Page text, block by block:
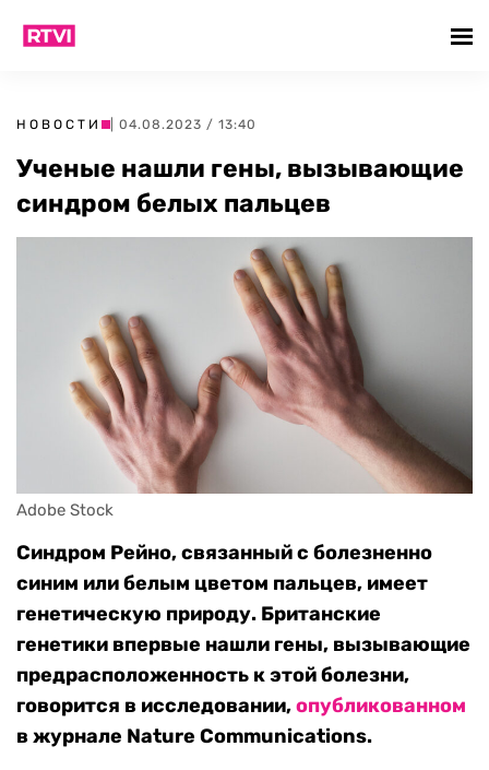
НОВОСТИ | 04.08.2023 / 13:40
Ученые нашли гены, вызывающие
синдром белых пальцев
Adobe Stock
Синдром Рейно, связанный с болезненно
синим или белым цветом пальцев, имеет
генетическую природу. Британские
генетики впервые нашли гены, вызывающие
предрасположенность к этой болезни,
говорится в исследовании,опубликованном
в журнале Nature Communications.